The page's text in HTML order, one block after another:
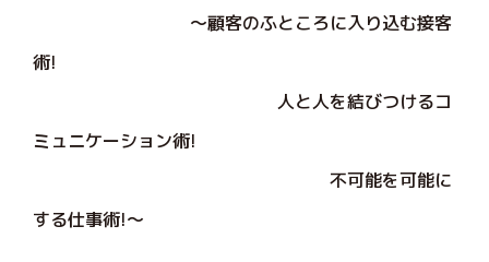
～顧客のふところに入り込む接客
術!
人と人を結びつけるコ
ミュニケーション術!
不可能を可能に
する仕事術!～